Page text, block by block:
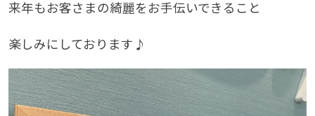
来年もお客さまの綺麗をお手伝いできること
楽しみにしております♪